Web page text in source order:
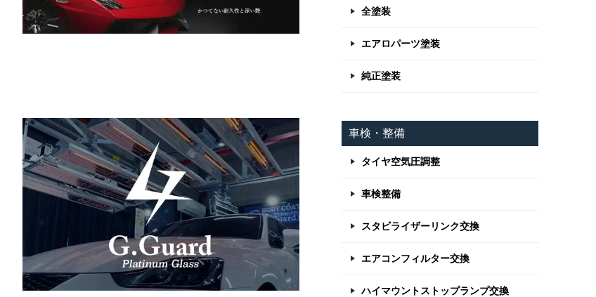
全塗装
エアロパーツ塗装
純正塗装
車検・整備
タイヤ空気圧調整
車検整備
スタビライザーリンク交換
エアコンフィルター交換
ハイマウントストップランプ交換